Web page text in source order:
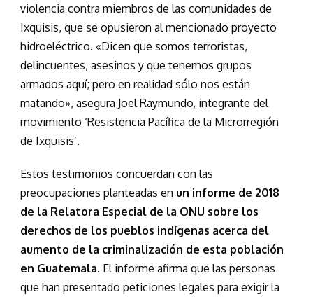
violencia contra miembros de las comunidades de
Ixquisis, que se opusieron al mencionado proyecto
hidroeléctrico. «Dicen que somos terroristas,
delincuentes, asesinos y que tenemos grupos
armados aquí; pero en realidad sólo nos están
matando», asegura Joel Raymundo, integrante del
movimiento ‘Resistencia Pacífica de la Microrregión
de Ixquisis’.
Estos testimonios concuerdan con las
preocupaciones planteadas en un informe de 2018
de la Relatora Especial de la ONU sobre los
derechos de los pueblos indígenas acerca del
aumento de la criminalización de esta población
en Guatemala. El informe afirma que las personas
que han presentado peticiones legales para exigir la